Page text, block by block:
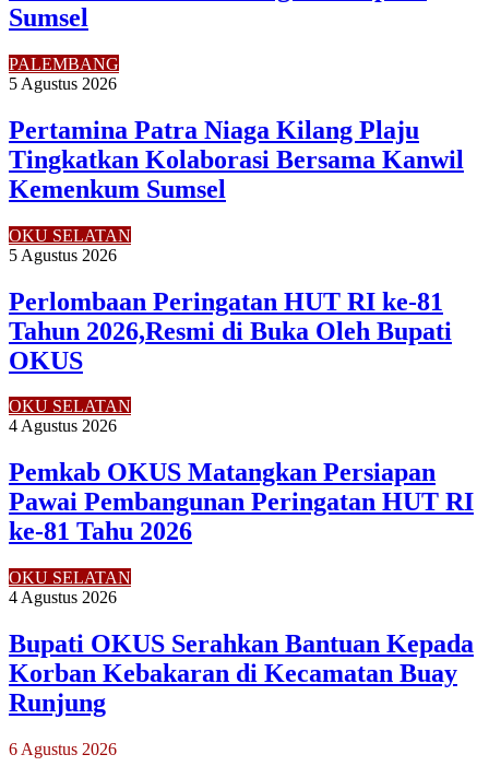
Sumsel
PALEMBANG
5 Agustus 2026
Pertamina Patra Niaga Kilang Plaju
Tingkatkan Kolaborasi Bersama Kanwil
Kemenkum Sumsel
OKU SELATAN
5 Agustus 2026
Perlombaan Peringatan HUT RI ke-81
Tahun 2026,Resmi di Buka Oleh Bupati
OKUS
OKU SELATAN
4 Agustus 2026
Pemkab OKUS Matangkan Persiapan
Pawai Pembangunan Peringatan HUT RI
ke-81 Tahu 2026
OKU SELATAN
4 Agustus 2026
Bupati OKUS Serahkan Bantuan Kepada
Korban Kebakaran di Kecamatan Buay
Runjung
6 Agustus 2026